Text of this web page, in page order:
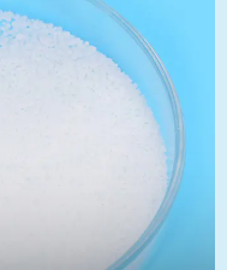
zawieszone
przemysłowych
zgęszczenie
łatwiejsze do